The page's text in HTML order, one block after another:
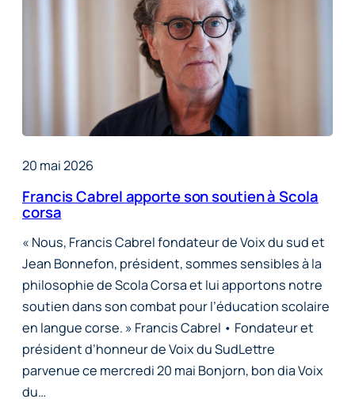
20 mai 2026
Francis Cabrel apporte son soutien à Scola
corsa
« Nous, Francis Cabrel fondateur de Voix du sud et
Jean Bonnefon, président, sommes sensibles à la
philosophie de Scola Corsa et lui apportons notre
soutien dans son combat pour l’éducation scolaire
en langue corse. » Francis Cabrel • Fondateur et
président d’honneur de Voix du SudLettre
parvenue ce mercredi 20 mai Bonjorn, bon dia Voix
du…